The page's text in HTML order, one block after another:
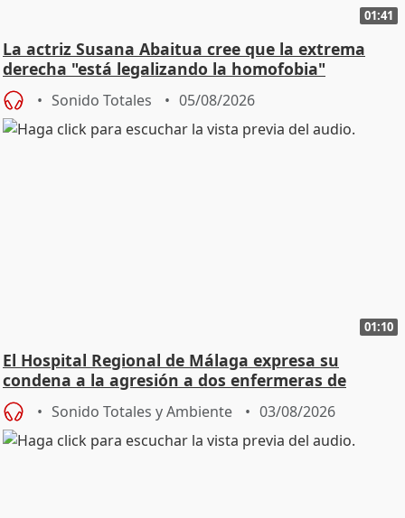
01:41
La actriz Susana Abaitua cree que la extrema
derecha "está legalizando la homofobia"
Sonido Totales 05/08/2026
01:10
El Hospital Regional de Málaga expresa su
condena a la agresión a dos enfermeras de
Urgencias
Sonido Totales y Ambiente 03/08/2026